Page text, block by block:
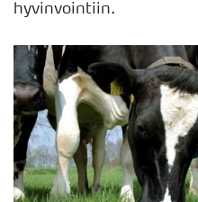
hyvinvointiin.